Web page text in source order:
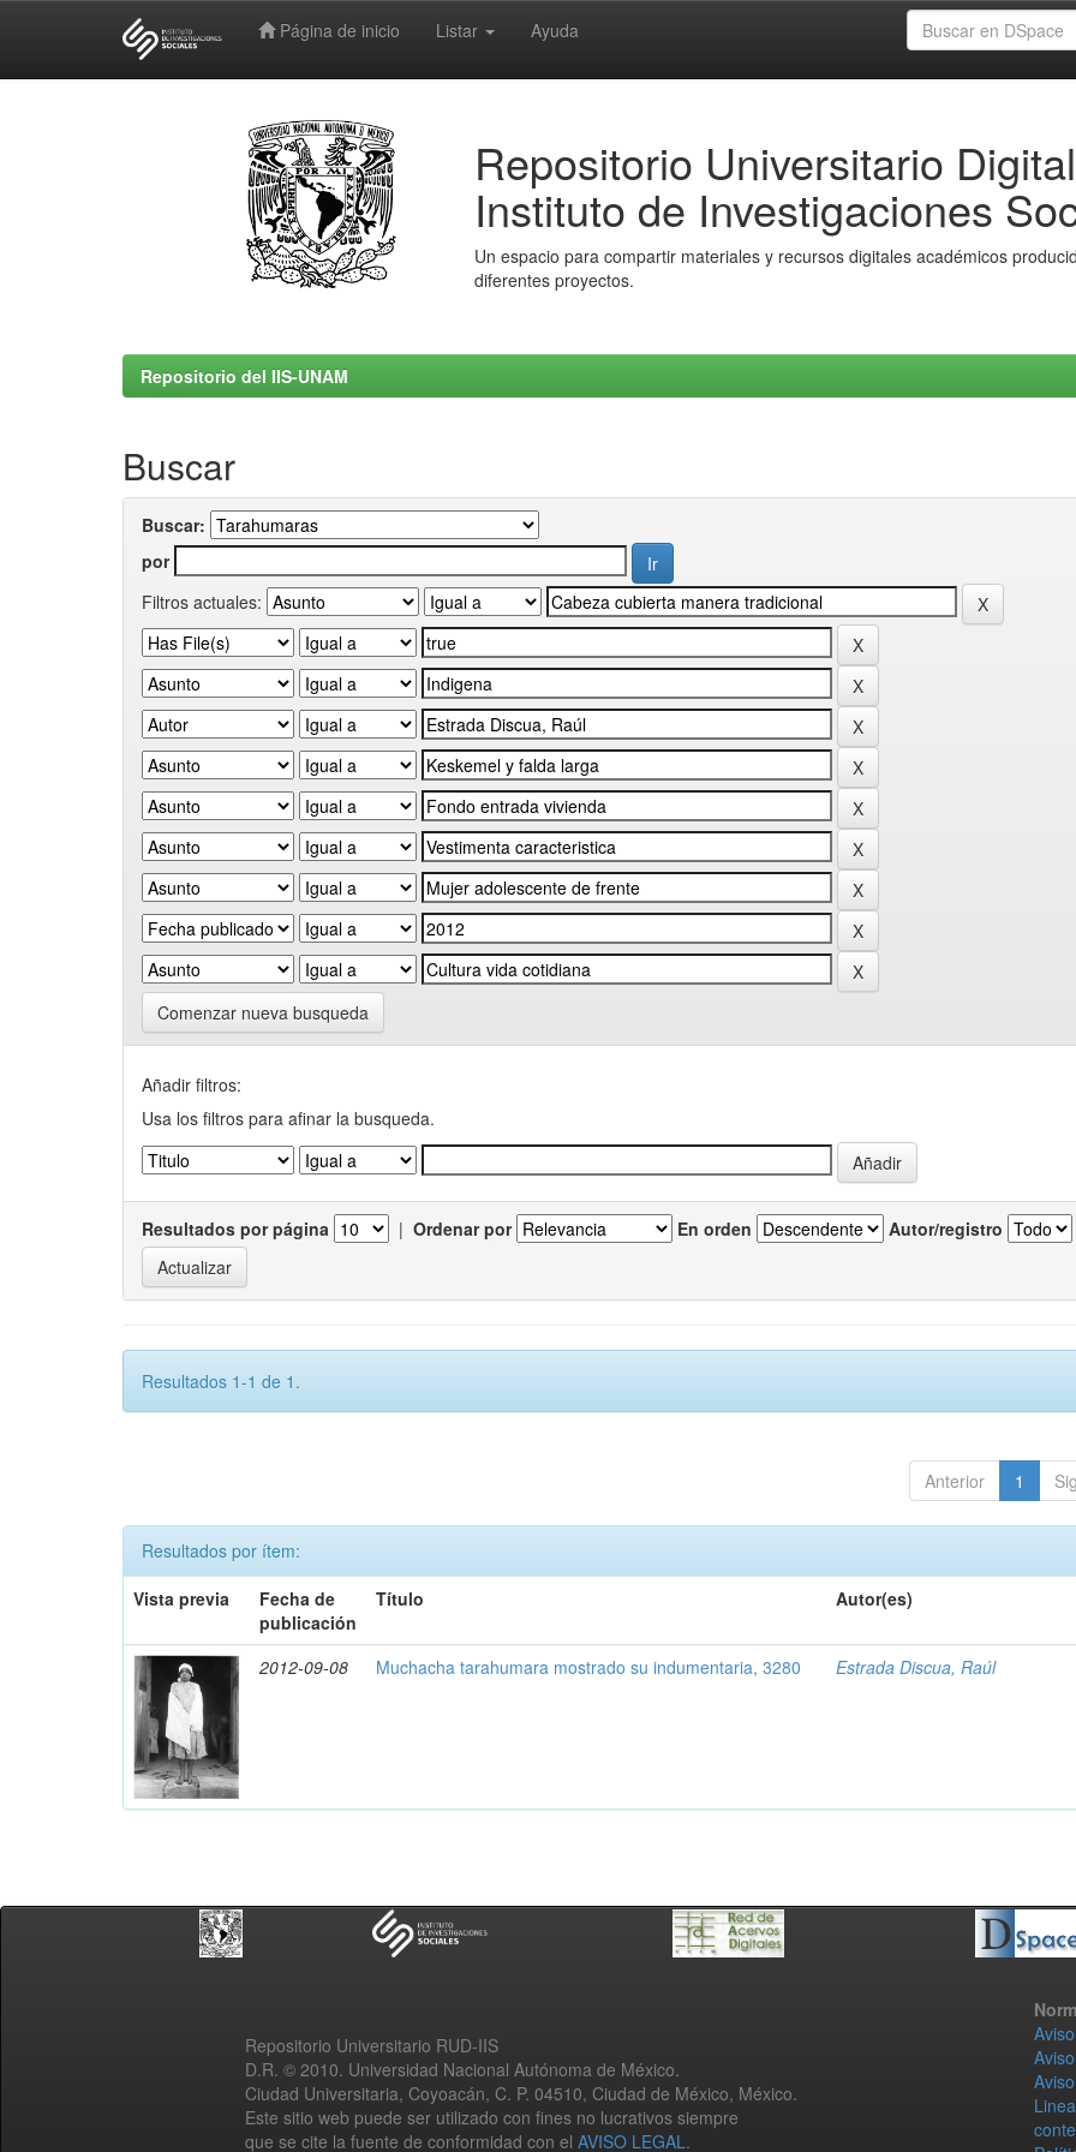
Página de inicio Listar Ayuda
Repositorio Universitario Digital
Instituto de Investigaciones
Un espacio para compartir materiales y recursos digitales académicos
diferentes proyectos.
Repositorio del IIS-UNAM
Buscar
Buscar:
por
Filtros actuales:
Comenzar nueva busqueda
Añadir filtros:
Usa los filtros para afinar la busqueda.
Resultados por página | Ordenar por En orden Autor/registro
Resultados 1-1 de 1.
Anterior 1
Resultados por ítem:
Vista previa
Fecha de
publicación
Título Autor(es)
2012-09-08 Muchacha tarahumara mostrado su indumentaria, 3280 Estrada Discua, Raúl
Repositorio Universitario RUD-IIS
D.R. © 2010. Universidad Nacional Autónoma de México.
Ciudad Universitaria, Coyoacán, C. P. 04510, Ciudad de México, México.
Este sitio web puede ser utilizado con fines no lucrativos siempre
que se cite la fuente de conformidad con el AVISO LEGAL.